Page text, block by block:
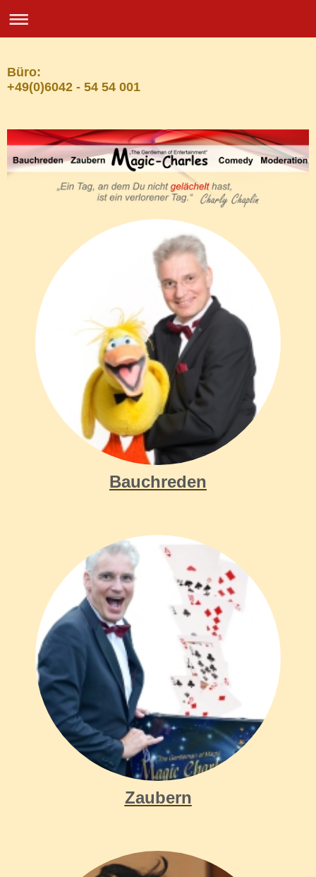
Büro:
+49(0)6042 - 54 54 001
Bauchreden
Künstler für Events gesucht, Zauberkünstler, Magier gesucht
Zaubern